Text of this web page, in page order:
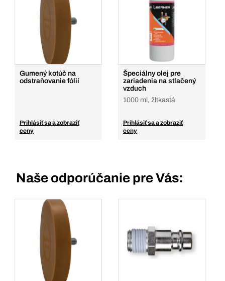
Gumený kotúč na
odstraňovanie fólií
Prihlásiť sa a zobraziť
ceny
Špeciálny olej pre
zariadenia na stlačený
vzduch
1000 ml, žltkastá
Prihlásiť sa a zobraziť
ceny
Naše odporúčanie pre Vás: